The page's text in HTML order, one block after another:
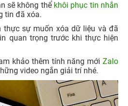
sẽ không thể khôi phục tin nhắn
tin đã xóa.
thực sự muốn xóa dữ liệu và đã
quan trọng trước khi thực hiện
khảo thêm tính năng mới Zalo
video ngắn giải trí nhé.